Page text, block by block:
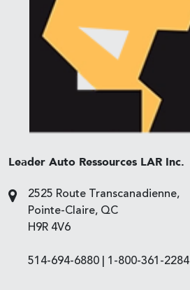
Leader Auto Ressources LAR Inc.
2525 Route Transcanadienne,
Pointe-Claire, QC
H9R 4V6
514-694-6880 1-800-361-2284